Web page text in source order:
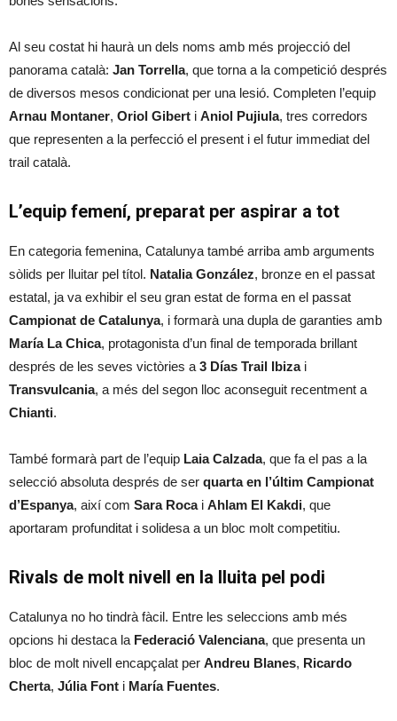
Al seu costat hi haurà un dels noms amb més projecció del
panorama català: Jan Torrella, que torna a la competició després
de diversos mesos condicionat per una lesió. Completen l’equip
Arnau Montaner, Oriol Gibert i Aniol Pujiula, tres corredors
que representen a la perfecció el present i el futur immediat del
trail català.
L’equip femení, preparat per aspirar a tot
En categoria femenina, Catalunya també arriba amb arguments
sòlids per lluitar pel títol. Natalia González, bronze en el passat
estatal, ja va exhibir el seu gran estat de forma en el passat
Campionat de Catalunya, i formarà una dupla de garanties amb
María La Chica, protagonista d’un final de temporada brillant
després de les seves victòries a 3 Días Trail Ibizai
Transvulcania, a més del segon lloc aconseguit recentment a
Chianti.
També formarà part de l’equip Laia Calzada, que fa el pas a la
selecció absoluta després de ser quarta en l’últim Campionat
d’Espanya, així com Sara Rocai Ahlam El Kakdi, que
aportaram profunditat i solidesa a un bloc molt competitiu.
Rivals de molt nivell en la lluita pel podi
Catalunya no ho tindrà fàcil. Entre les seleccions amb més
opcions hi destaca la Federació Valenciana, que presenta un
bloc de molt nivell encapçalat per Andreu Blanes, Ricardo
Cherta, Júlia Font i María Fuentes.